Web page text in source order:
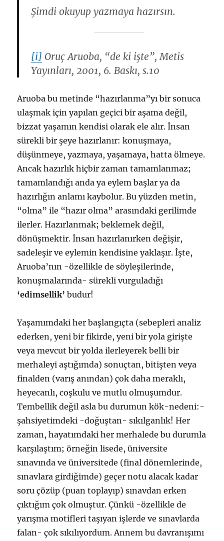
Şimdi okuyup yazmaya hazırsın.
[i] Oruç Aruoba, “de ki işte”, Metis
Yayınları, 2001, 6. Baskı, s.10
Aruoba bu metinde “hazırlanma”yı bir sonuca
ulaşmak için yapılan geçici bir aşama değil,
bizzat yaşamın kendisi olarak ele alır. İnsan
sürekli bir şeye hazırlanır: konuşmaya,
düşünmeye, yazmaya, yaşamaya, hatta ölmeye.
Ancak hazırlık hiçbir zaman tamamlanmaz;
tamamlandığı anda ya eylem başlar ya da
hazırlığın anlamı kaybolur. Bu yüzden metin,
“olma” ile “hazır olma” arasındaki gerilimde
ilerler. Hazırlanmak; beklemek değil,
dönüşmektir. İnsan hazırlanırken değişir,
sadeleşir ve eylemin kendisine yaklaşır. İşte,
Aruoba’nın -özellikle de söyleşilerinde,
konuşmalarında- sürekli vurguladığı
‘edimsellik’budur!
Yaşamımdaki her başlangıçta (sebepleri analiz
ederken, yeni bir fikirde, yeni bir yola girişte
veya mevcut bir yolda ilerleyerek belli bir
merhaleyi aştığımda) sonuçtan, bitişten veya
finalden (varış anından) çok daha meraklı,
heyecanlı, coşkulu ve mutlu olmuşumdur.
Tembellik değil asla bu durumun kök-nedeni:-
şahsiyetimdeki -doğuştan- sıkılganlık! Her
zaman, hayatımdaki her merhalede bu durumla
karşılaştım; örneğin lisede, üniversite
sınavında ve üniversitede (final dönemlerinde,
sınavlara girdiğimde) geçer notu alacak kadar
soru çözüp (puan toplayıp) sınavdan erken
çıktığım çok olmuştur. Çünkü -özellikle de
yarışma motifleri taşıyan işlerde ve sınavlarda
falan- çok sıkılıyordum. Annem bu davranışımı